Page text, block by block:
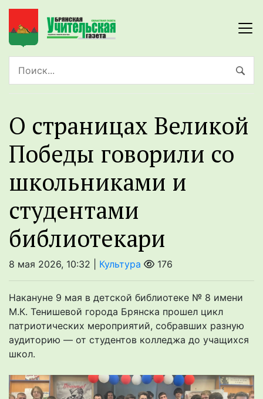
О страницах Великой
Победы говорили со
школьниками и
студентами
библиотекари
8 мая 2026, 10:32 | Культура 176
Накануне 9 мая в детской библиотеке № 8 имени
М.К. Тенишевой города Брянска прошел цикл
патриотических мероприятий, собравших разную
аудиторию — от студентов колледжа до учащихся
школ.